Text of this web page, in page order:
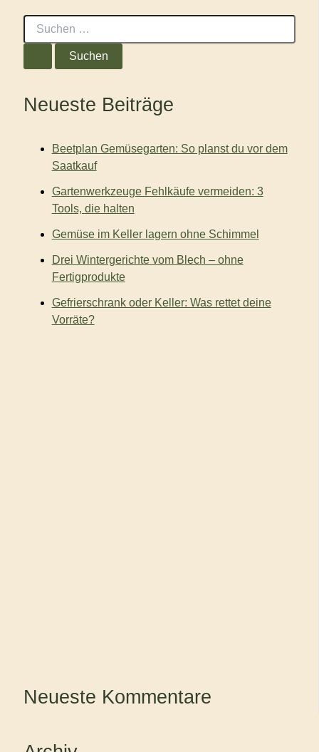
S
Neueste Beiträge
Beetplan Gemüsegarten: So planst du vor dem
Saatkauf
Gartenwerkzeuge Fehlkäufe vermeiden: 3
Tools, die halten
Gemüse im Keller lagern ohne Schimmel
Drei Wintergerichte vom Blech – ohne
Fertigprodukte
Gefrierschrank oder Keller: Was rettet deine
Vorräte?
Neueste Kommentare